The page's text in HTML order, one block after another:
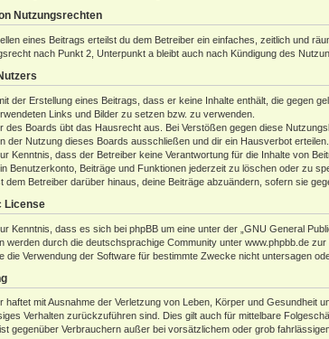
Nutzungsrechten
eines Beitrags erteilst du dem Betreiber ein einfaches, zeitlich und
nach Punkt 2, Unterpunkt a bleibt auch nach Kündigung des
der Erstellung eines Beitrags, dass er keine Inhalte enthält, die gegen
Links und Bilder zu setzen bzw. zu verwenden.
des Boards übt das Hausrecht aus. Bei Verstößen gegen diese
der Nutzung dieses Boards ausschließen und dir ein Hausverbot erteilen.
Kenntnis, dass der Betreiber keine Verantwortung für die Inhalte von
Benutzerkonto, Beiträge und Funktionen jederzeit zu löschen oder zu
dem Betreiber darüber hinaus, deine Beiträge abzuändern, sofern sie
License
Kenntnis, dass es sich bei phpBB um eine unter der „ GNU General
werden durch die deutschsprachige Community unter www.phpbb.dezur
die Verwendung der Software für bestimmte Zwecke nicht untersagen
haftet mit Ausnahme der Verletzung von Leben, Körper und
Verhalten zurückzuführen sind. Dies gilt auch für mittelbare
gegenüber Verbrauchern außer bei vorsätzlichem oder grob